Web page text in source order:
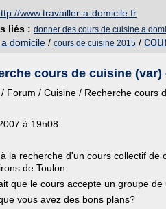
www.travailler-a-domicile.fr
liés : donner des cours de cuisine a
domicile / cours de cuisine 2015 /
cours de cuisine
Forum / Cuisine / Recherche cours
à 19h08
la recherche d'un cours collectif de
de Toulon.
que le cours accepte un groupe
vous avez des bons plans?